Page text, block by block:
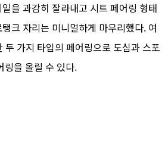
을 과감히 잘라내고 시트 페어링 형태
크 자리는 미니멀하게 마무리했다. 여
두 가지 타입의 페어링으로 도심과 스포
링을 올릴 수 있다.